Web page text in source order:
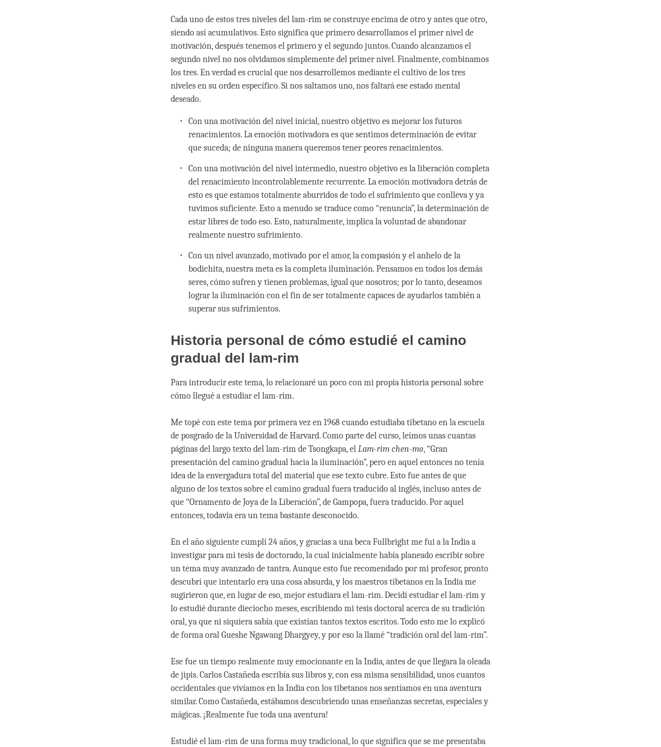
Cada uno de estos tres niveles del lam-rim se construye encima de otro y antes que otro,
siendo así acumulativos. Esto significa que primero desarrollamos el primer nivel de
motivación, después tenemos el primero y el segundo juntos. Cuando alcanzamos el
segundo nivel no nos olvidamos simplemente del primer nivel. Finalmente, combinamos
los tres. En verdad es crucial que nos desarrollemos mediante el cultivo de los tres
niveles en su orden específico. Si nos saltamos uno, nos faltará ese estado mental
deseado.
Con una motivación del nivel inicial, nuestro objetivo es mejorar los futuros
renacimientos. La emoción motivadora es que sentimos determinación de evitar
que suceda; de ninguna manera queremos tener peores renacimientos.
Con una motivación del nivel intermedio, nuestro objetivo es la liberación completa
del renacimiento incontrolablemente recurrente. La emoción motivadora detrás de
esto es que estamos totalmente aburridos de todo el sufrimiento que conlleva y ya
tuvimos suficiente. Esto a menudo se traduce como “renuncia”, la determinación de
estar libres de todo eso. Esto, naturalmente, implica la voluntad de abandonar
realmente nuestro sufrimiento.
Con un nivel avanzado, motivado por el amor, la compasión y el anhelo de la
bodichita, nuestra meta es la completa iluminación. Pensamos en todos los demás
seres, cómo sufren y tienen problemas, igual que nosotros; por lo tanto, deseamos
lograr la iluminación con el fin de ser totalmente capaces de ayudarlos también a
superar sus sufrimientos.
Historia personal de cómo estudié el camino
gradual del lam-rim
Para introducir este tema, lo relacionaré un poco con mi propia historia personal sobre
cómo llegué a estudiar el lam-rim.
Me topé con este tema por primera vez en 1968 cuando estudiaba tibetano en la escuela
de posgrado de la Universidad de Harvard. Como parte del curso, leímos unas cuantas
páginas del largo texto del lam-rim de Tsongkapa, elLam-rim chen-mo, “Gran
presentación del camino gradual hacia la iluminación”, pero en aquel entonces no tenía
idea de la envergadura total del material que ese texto cubre. Esto fue antes de que
alguno de los textos sobre el camino gradual fuera traducido al inglés, incluso antes de
que “Ornamento de Joya de la Liberación”, de Gampopa, fuera traducido. Por aquel
entonces, todavía era un tema bastante desconocido.
En el año siguiente cumplí 24 años, y gracias a una beca Fullbright me fui a la India a
investigar para mi tesis de doctorado, la cual inicialmente había planeado escribir sobre
un tema muy avanzado de tantra. Aunque esto fue recomendado por mi profesor, pronto
descubrí que intentarlo era una cosa absurda, y los maestros tibetanos en la India me
sugirieron que, en lugar de eso, mejor estudiara el lam-rim. Decidí estudiar el lam-rim y
lo estudié durante dieciocho meses, escribiendo mi tesis doctoral acerca de su tradición
oral, ya que ni siquiera sabía que existían tantos textos escritos. Todo esto me lo explicó
de forma oral Gueshe Ngawang Dhargyey, y por eso la llamé “tradición oral del lam-rim”.
Ese fue un tiempo realmente muy emocionante en la India, antes de que llegara la oleada
de jipis. Carlos Castañeda escribía sus libros y, con esa misma sensibilidad, unos cuantos
occidentales que vivíamos en la India con los tibetanos nos sentíamos en una aventura
similar. Como Castañeda, estábamos descubriendo unas enseñanzas secretas, especiales y
mágicas. ¡Realmente fue toda una aventura!
Estudié el lam-rim de una forma muy tradicional, lo que significa que se me presentaba